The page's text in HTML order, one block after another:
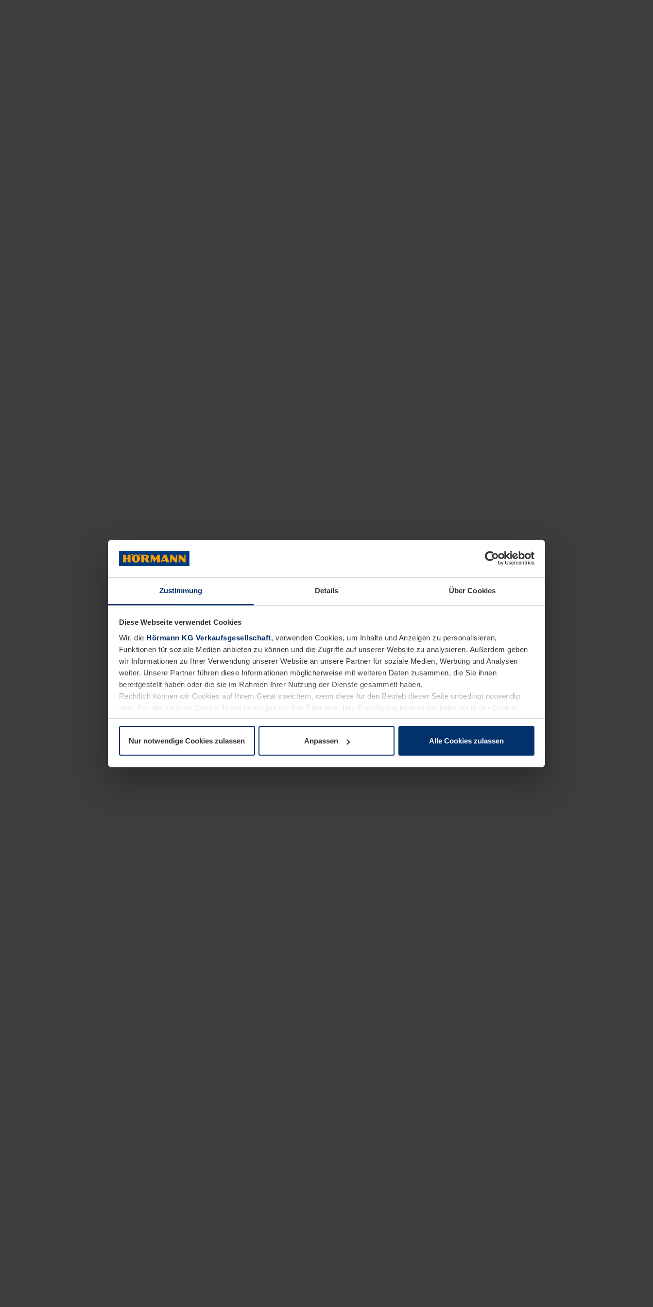
Zustimmung Details Über Cookies
Diese Webseite verwendet Cookies
Wir, die Hörmann KG Verkaufsgesellschaft, verwenden Cookies, um Inhalte und Anzeigen zu personalisieren,
Funktionen für soziale Medien anbieten zu können und die Zugriffe auf unserer Website zu analysieren. Außerdem geben
wir Informationen zu Ihrer Verwendung unserer Website an unsere Partner für soziale Medien, Werbung und Analysen
weiter. Unsere Partner führen diese Informationen möglicherweise mit weiteren Daten zusammen, die Sie ihnen
bereitgestellt haben oder die sie im Rahmen Ihrer Nutzung der Dienste gesammelt haben.
Rechtlich können wir Cookies auf Ihrem Gerät speichern, wenn diese für den Betrieb dieser Seite unbedingt notwendig
sind. Für alle anderen Cookie-Typen benötigen wir Ihre Erlaubnis. Ihre Einwilligung können Sie jederzeit in der Cookie-
Erläuterung auf der SeiteDatenschutzerklärungunserer Website ändern oder widerrufen.
Nur notwendige Cookies zulassen Anpassen Alle Cookies zulassen